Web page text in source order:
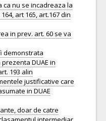
nu se incadreaza la
art 165, art.167 din
in prev. art. 60 se va
demonstrata
DUAE in
193 alin
justificative care
in DUAE
doar de catre